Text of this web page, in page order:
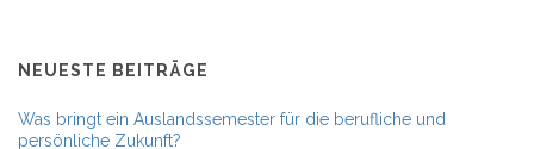
NEUESTE BEITRÄGE
Was bringt ein Auslandssemester für die berufliche und
persönliche Zukunft?